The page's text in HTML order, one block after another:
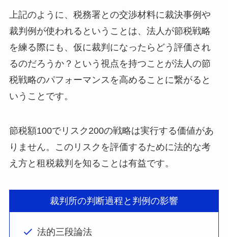
上記のように、税務署との交渉材料に裁決事例や
裁判例が使われるということは、法人が節税戦略
を練る際にも、仮に裁判になったらどう評価され
るのだろうか？という視点を持つことが法人の節
税戦略のパフォーマンスを高めることに繋がると
いうことです。
節税額100でリスク200の戦略は実行する価値があ
りません。このリスクを評価するために法的な考
え方と租税裁判を知ることは有益です。
裁判所の判断過程と判例の影響
法的三段論法